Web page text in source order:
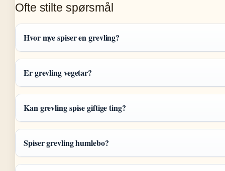
Ofte stilte spørsmål
Hvor mye spiser en grevling?
Er grevling vegetar?
Kan grevling spise giftige ting?
Spiser grevling humlebo?